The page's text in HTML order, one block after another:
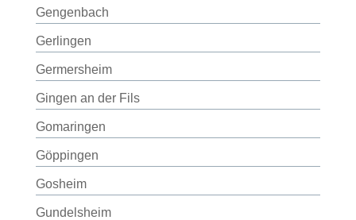
Gengenbach
Gerlingen
Germersheim
Gingen an der Fils
Gomaringen
Göppingen
Gosheim
Gundelsheim